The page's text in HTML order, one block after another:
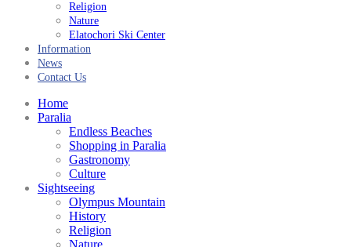
Religion
Nature
Elatochori Ski Center
Information
News
Contact Us
Home
Paralia
Endless Beaches
Shopping in Paralia
Gastronomy
Culture
Sightseeing
Olympus Mountain
History
Religion
Nature